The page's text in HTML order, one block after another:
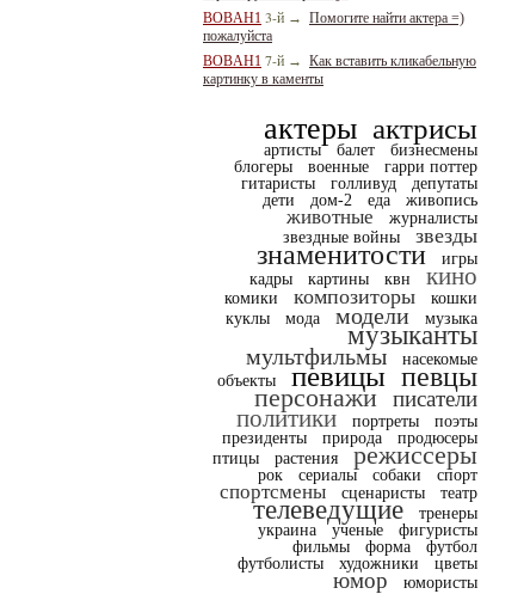
BOBAH1 3-й → Помогите найти актера =)
пожалуйста
BOBAH1 7-й → Как вставить кликабельную
картинку в каменты
актеры актрисы
артисты балет
бизнесмены
блогеры
военные
гарри поттер
гитаристы
голливуд
депутаты
дети
дом-2 еда живопись
животные
журналисты
звездные войны
звезды
знаменитости
игры
кадры
картины квн кино
комики композиторы
кошки
куклы
мода модели музыка
музыканты
мультфильмы
насекомые
объекты
певицы певцы
персонажи писатели
политики портреты
поэты
президенты
природа
продюсеры
птицы
растения режиссеры
рок сериалы собаки спорт
спортсмены сценаристы театр
телеведущие
тренеры
украина
ученые
фигуристы
фильмы
форма
футбол
футболисты
художники цветы
юмор юмористы